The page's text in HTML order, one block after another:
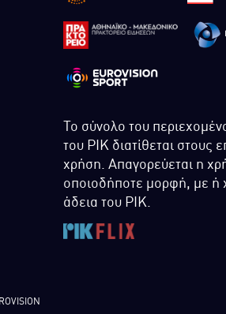
Το σύνολο του
του ΡΙΚ διατίθεται στους
χρήση. Απαγορεύεται η
οποιοδήποτε μορφή, με ή
άδεια του ΡΙΚ.